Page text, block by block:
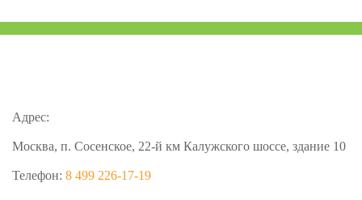
Адрес:
Москва, п. Сосенское, 22-й км Калужского шоссе, здание 10
Телефон: 8 499 226-17-19